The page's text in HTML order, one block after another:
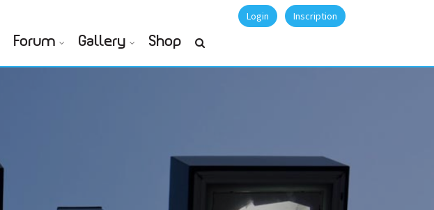
Login Inscription
Forum Gallery Shop